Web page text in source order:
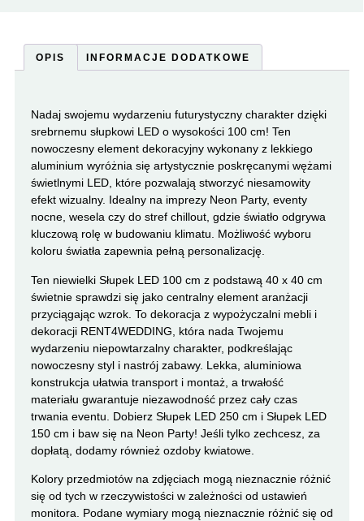
OPIS INFORMACJE DODATKOWE
Nadaj swojemu wydarzeniu futurystyczny charakter dzięki
srebrnemu słupkowi LED o wysokości 100 cm! Ten
nowoczesny element dekoracyjny wykonany z lekkiego
aluminium wyróżnia się artystycznie poskręcanymi wężami
świetlnymi LED, które pozwalają stworzyć niesamowity
efekt wizualny. Idealny na imprezy Neon Party, eventy
nocne, wesela czy do stref chillout, gdzie światło odgrywa
kluczową rolę w budowaniu klimatu. Możliwość wyboru
koloru światła zapewnia pełną personalizację.
Ten niewielki Słupek LED 100 cm z podstawą 40 x 40 cm
świetnie sprawdzi się jako centralny element aranżacji
przyciągając wzrok. To dekoracja z wypożyczalni mebli i
dekoracji RENT4WEDDING, która nada Twojemu
wydarzeniu niepowtarzalny charakter, podkreślając
nowoczesny styl i nastrój zabawy. Lekka, aluminiowa
konstrukcja ułatwia transport i montaż, a trwałość
materiału gwarantuje niezawodność przez cały czas
trwania eventu. Dobierz Słupek LED 250 cm i Słupek LED
150 cm i baw się na Neon Party! Jeśli tylko zechcesz, za
dopłatą, dodamy również ozdoby kwiatowe.
Kolory przedmiotów na zdjęciach mogą nieznacznie różnić
się od tych w rzeczywistości w zależności od ustawień
monitora. Podane wymiary mogą nieznacznie różnić się od